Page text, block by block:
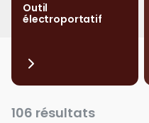
Outil
électroportatif
106 résultats